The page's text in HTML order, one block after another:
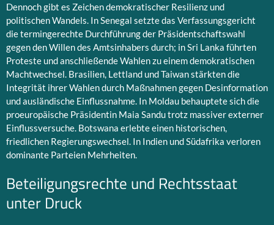
Dennoch gibt es Zeichen demokratischer Resilienz und
politischen Wandels. In Senegal setzte das Verfassungsgericht
die termingerechte Durchführung der Präsidentschaftswahl
gegen den Willen des Amtsinhabers durch; in Sri Lanka führten
Proteste und anschließende Wahlen zu einem demokratischen
Machtwechsel. Brasilien, Lettland und Taiwan stärkten die
Integrität ihrer Wahlen durch Maßnahmen gegen Desinformation
und ausländische Einflussnahme. In Moldau behauptete sich die
proeuropäische Präsidentin Maia Sandu trotz massiver externer
Einflussversuche. Botswana erlebte einen historischen,
friedlichen Regierungswechsel. In Indien und Südafrika verloren
dominante Parteien Mehrheiten.
Beteiligungsrechte und Rechtsstaat
unter Druck